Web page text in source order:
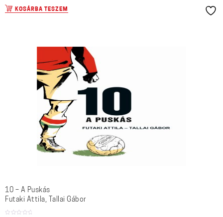
KOSÁRBA TESZEM
10 – A Puskás
Futaki Attila, Tallai Gábor